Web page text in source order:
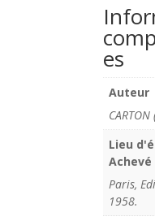
es
Auteur
Lieu
Paris,
1958.